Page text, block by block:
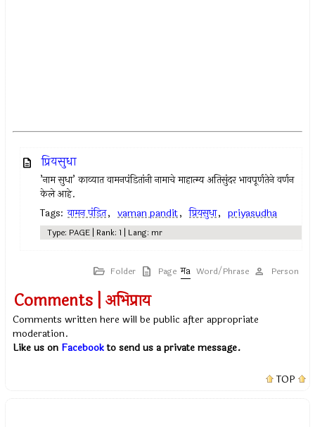
प्रियसुधा
’नाम सुधा’ काव्यात वामनपंडितांनी नामाचे माहात्म्य अतिसुंदर भावपूर्णतेने वर्णन
केले आहे.
Tags: वामन पंडित, vaman pandit, प्रियसुधा, priyasudha
Type: PAGE | Rank: 1 | Lang: mr
Folder Page Word/Phrase Person
Comments | अभिप्राय
Comments written here will be public after appropriate
moderation.
Like us on Facebookto send us a private message.
TOP